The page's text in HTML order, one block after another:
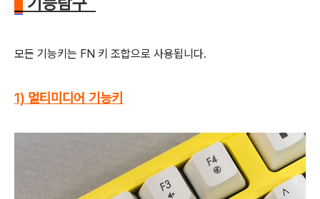
모든 기능키는 FN 키 조합으로 사용됩니다.
1) 멀티미디어 기능키